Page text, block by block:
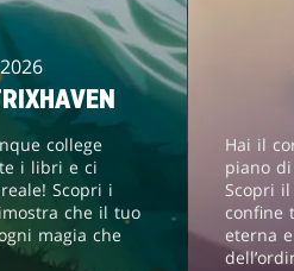
college
i libri e ci
Scopri i
che il tuo
magia che
Hai il
piano
Scopri
confine
eterna